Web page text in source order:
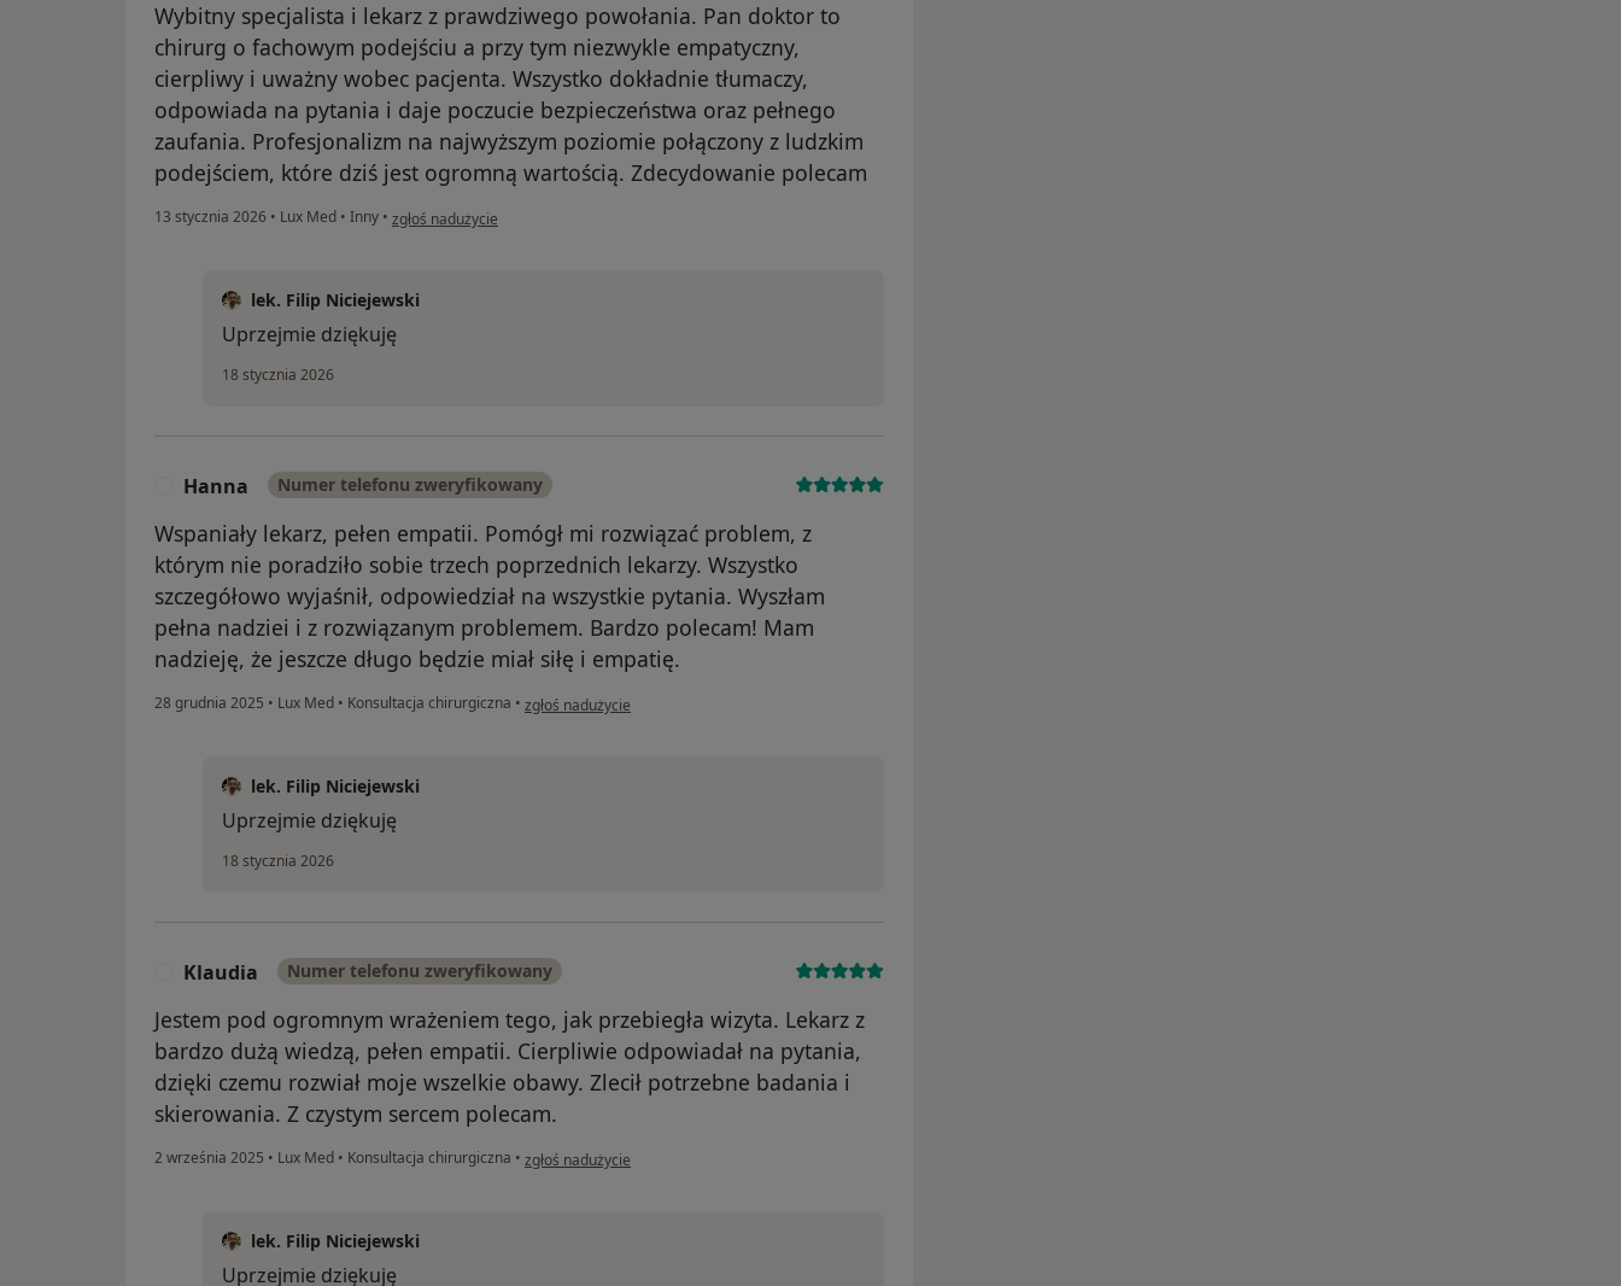
Wybitny specjalista i lekarz z prawdziwego powołania. Pan doktor to
chirurg o fachowym podejściu a przy tym niezwykle empatyczny,
cierpliwy i uważny wobec pacjenta. Wszystko dokładnie tłumaczy,
odpowiada na pytania i daje poczucie bezpieczeństwa oraz pełnego
zaufania. Profesjonalizm na najwyższym poziomie połączony z ludzkim
podejściem, które dziś jest ogromną wartością. Zdecydowanie polecam
13 stycznia 2026 • Lux Med • Inny • w opinii użytkownika Piotr
zgłoś nadużycie
lek. Filip Niciejewski
Uprzejmie dziękuję
18 stycznia 2026
Hanna Numer telefonu zweryfikowany
Wspaniały lekarz, pełen empatii. Pomógł mi rozwiązać problem, z
którym nie poradziło sobie trzech poprzednich lekarzy. Wszystko
szczegółowo wyjaśnił, odpowiedział na wszystkie pytania. Wyszłam
pełna nadziei i z rozwiązanym problemem. Bardzo polecam! Mam
nadzieję, że jeszcze długo będzie miał siłę i empatię.
28 grudnia 2025 • Lux Med • Konsultacja chirurgiczna • w opinii użytkownika Hanna
zgłoś nadużycie
lek. Filip Niciejewski
Uprzejmie dziękuję
18 stycznia 2026
Klaudia Numer telefonu zweryfikowany
Jestem pod ogromnym wrażeniem tego, jak przebiegła wizyta. Lekarz z
bardzo dużą wiedzą, pełen empatii. Cierpliwie odpowiadał na pytania,
dzięki czemu rozwiał moje wszelkie obawy. Zlecił potrzebne badania i
skierowania. Z czystym sercem polecam.
2 września 2025 • Lux Med • Konsultacja chirurgiczna • w opinii użytkownika Klaudia
zgłoś nadużycie
lek. Filip Niciejewski
Uprzejmie dziękuję